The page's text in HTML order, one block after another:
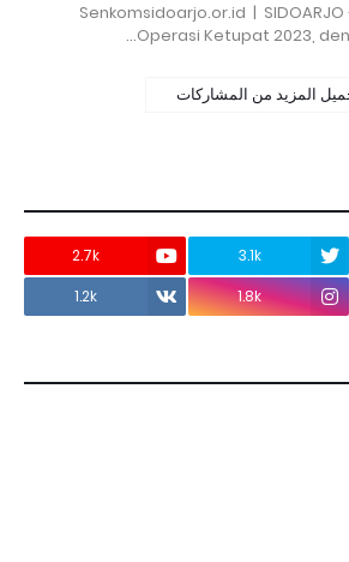
Senkomsidoarjo.or.id |
Operasi Ketupat 2023,
المزيد من المشاركات
3.1k
2.7k
1.8k
1.2k